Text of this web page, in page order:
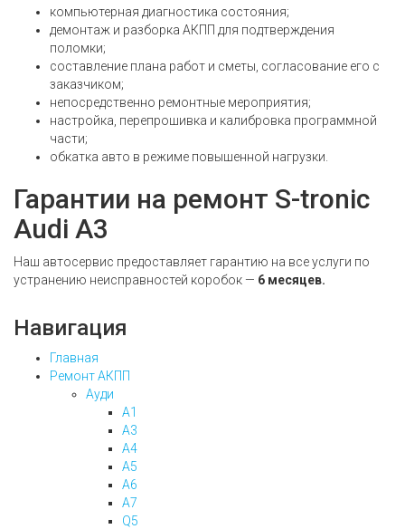
компьютерная диагностика состояния;
демонтаж и разборка АКПП для подтверждения
поломки;
составление плана работ и сметы, согласование его с
заказчиком;
непосредственно ремонтные мероприятия;
настройка, перепрошивка и калибровка программной
части;
обкатка авто в режиме повышенной нагрузки.
Гарантии на ремонт S-tronic
Audi A3
Наш автосервис предоставляет гарантию на все услуги по
устранению неисправностей коробок — 6 месяцев.
Навигация
Главная
Ремонт АКПП
Ауди
А1
А3
А4
А5
А6
А7
Q5